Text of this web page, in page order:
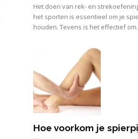
Het doen van rek- en
het sporten is essentieel om je
houden. Tevens is het effectief
Hoe voorkom je